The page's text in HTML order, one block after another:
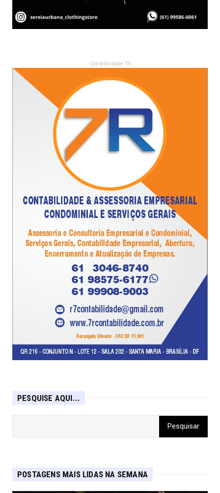
- Contabilidade 7R -
PESQUISE AQUI...
POSTAGENS MAIS LIDAS NA SEMANA